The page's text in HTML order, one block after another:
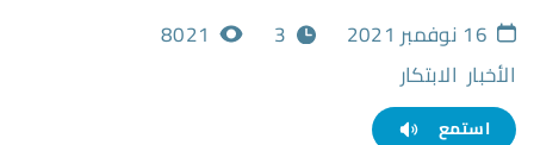
16 نوفمبر 2021 3
8021
الأخبار الابتكار
استمع